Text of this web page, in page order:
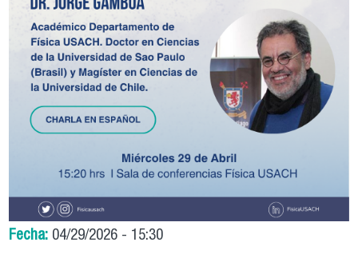
Fecha: 04/29/2026 - 15:30